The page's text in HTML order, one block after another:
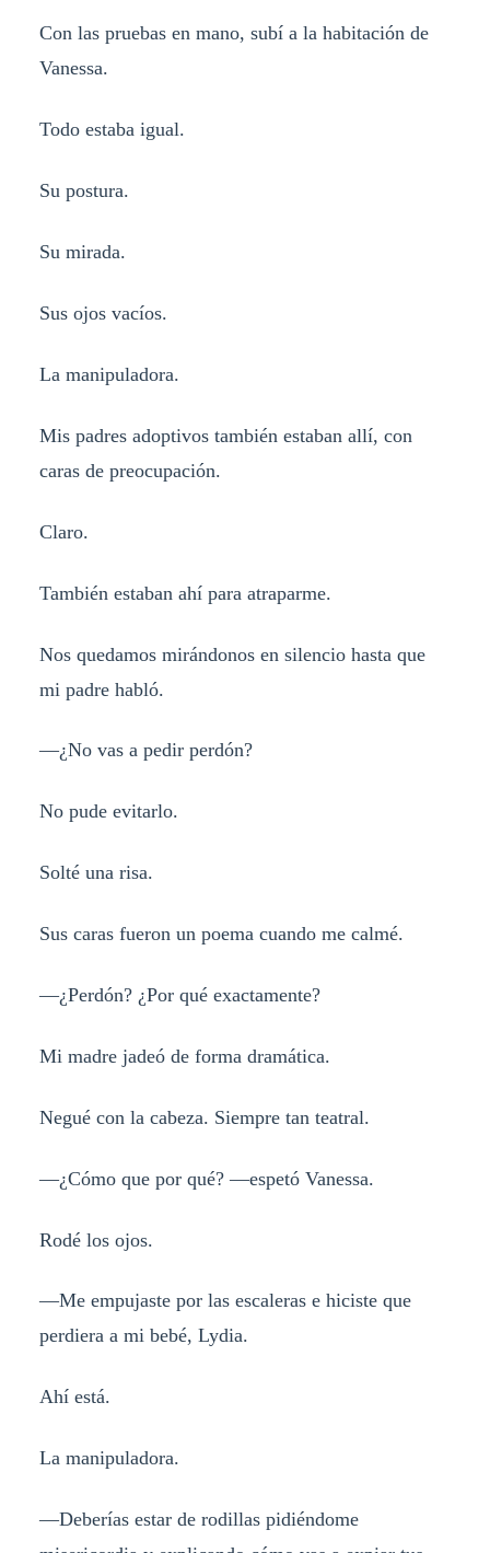
Con las pruebas en mano, subí a la habitación de
Vanessa.
Todo estaba igual.
Su postura.
Su mirada.
Sus ojos vacíos.
La manipuladora.
Mis padres adoptivos también estaban allí, con
caras de preocupación.
Claro.
También estaban ahí para atraparme.
Nos quedamos mirándonos en silencio hasta que
mi padre habló.
—¿No vas a pedir perdón?
No pude evitarlo.
Solté una risa.
Sus caras fueron un poema cuando me calmé.
—¿Perdón? ¿Por qué exactamente?
Mi madre jadeó de forma dramática.
Negué con la cabeza. Siempre tan teatral.
—¿Cómo que por qué? —espetó Vanessa.
Rodé los ojos.
—Me empujaste por las escaleras e hiciste que
perdiera a mi bebé, Lydia.
Ahí está.
La manipuladora.
—Deberías estar de rodillas pidiéndome